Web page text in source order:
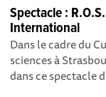
Spectacle :
International
Dans le cadre du
sciences à
dans ce spectacle